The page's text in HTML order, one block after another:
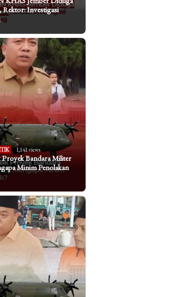
Rektor: Investigasi
1,141 views
Bandara Militer
Minim Penolakan